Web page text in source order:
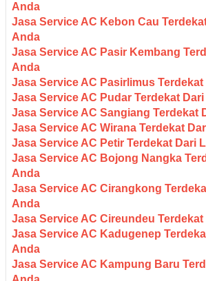
Anda
Jasa Service AC Kebon Cau
Anda
Jasa Service AC Pasir Kembang
Anda
Jasa Service AC Pasirlimus
Jasa Service AC Pudar Terdekat
Jasa Service AC Sangiang Terdekat
Jasa Service AC Wirana Terdekat
Jasa Service AC Petir Terdekat Dari
Jasa Service AC Bojong Nangka
Anda
Jasa Service AC Cirangkong
Anda
Jasa Service AC Cireundeu
Jasa Service AC Kadugenep
Anda
Jasa Service AC Kampung Baru